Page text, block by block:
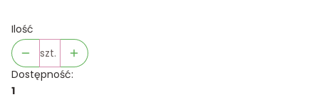
Ilość
szt.
Dostępność:
1